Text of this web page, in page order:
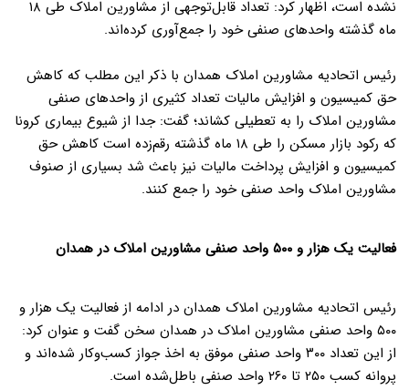
نشده است، اظهار کرد: تعداد قابل‌توجهی از مشاورین املاک طی ۱۸
ماه گذشته واحدهای صنفی خود را جمع‌آوری کرده‌اند.
رئیس اتحادیه مشاورین املاک همدان با ذکر این مطلب که کاهش
حق کمیسیون و افزایش مالیات تعداد کثیری از واحدهای صنفی
مشاورین املاک را به تعطیلی کشاند؛ گفت: جدا از شیوع بیماری کرونا
که رکود بازار مسکن را طی ۱۸ ماه گذشته رقم‌زده است کاهش حق
کمیسیون و افزایش پرداخت مالیات نیز باعث شد بسیاری از صنوف
مشاورین املاک واحد صنفی خود را جمع کنند.
فعالیت یک هزار و ۵۰۰ واحد صنفی مشاورین املاک در همدان
رئیس اتحادیه مشاورین املاک همدان در ادامه از فعالیت یک هزار و
۵۰۰ واحد صنفی مشاورین املاک در همدان سخن گفت و عنوان کرد:
از این تعداد ۳۰۰ واحد صنفی موفق به اخذ جواز کسب‌وکار شده‌اند و
پروانه کسب ۲۵۰ تا ۲۶۰ واحد صنفی باطل‌شده است.